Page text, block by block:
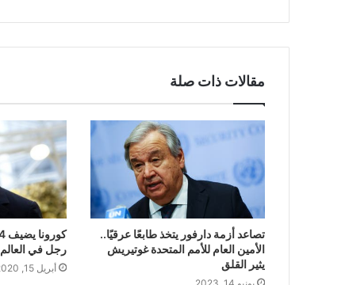
مقالات ذات صلة
تصاعد أزمة دارفور يتخذ طابعًا عرقيًا..
الأمين العام للأمم المتحدة غوتيريش
يثير القلق
رجل في العالم
أبريل 15, 2020